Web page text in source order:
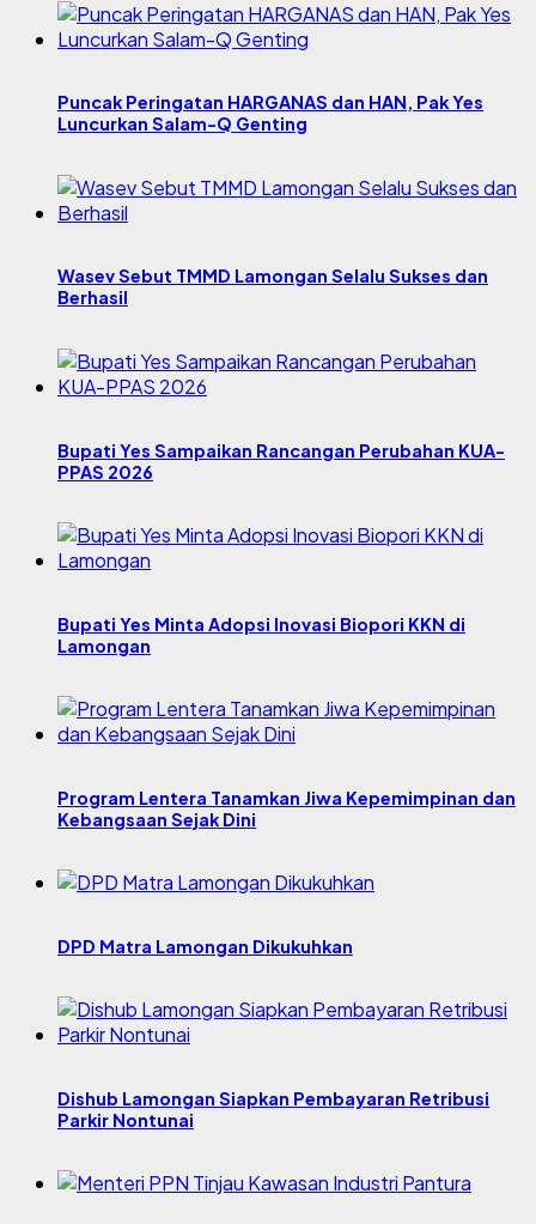
Puncak Peringatan HARGANAS dan HAN, Pak Yes
Luncurkan Salam-Q Genting
Wasev Sebut TMMD Lamongan Selalu Sukses dan
Berhasil
Bupati Yes Sampaikan Rancangan Perubahan KUA-
PPAS 2026
Bupati Yes Minta Adopsi Inovasi Biopori KKN di
Lamongan
Program Lentera Tanamkan Jiwa Kepemimpinan dan
Kebangsaan Sejak Dini
DPD Matra Lamongan Dikukuhkan
Dishub Lamongan Siapkan Pembayaran Retribusi
Parkir Nontunai